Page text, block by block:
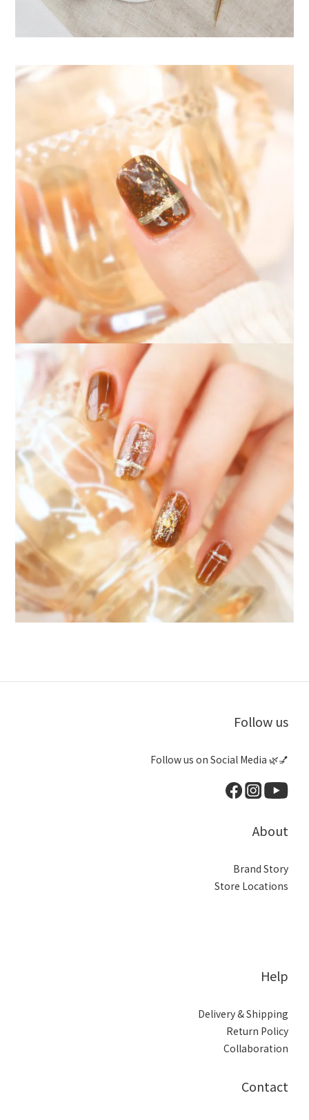
Follow us
Follow us on Social Media 🌿💅
About
Brand Story
Store Locations
Help
Delivery & Shipping
Return Policy
Collaboration
Contact